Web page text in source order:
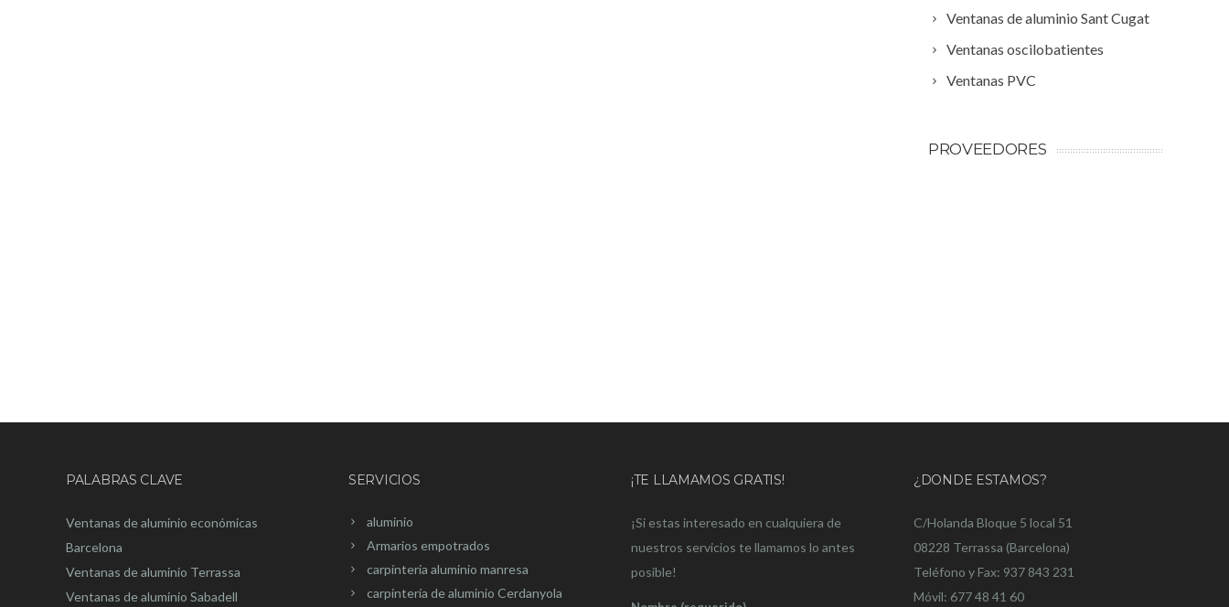
Ventanas de aluminio Sant Cugat
Ventanas oscilobatientes
Ventanas PVC
PROVEEDORES
PALABRAS CLAVE
Ventanas de aluminio económicas
Barcelona
Ventanas de aluminio Terrassa
Ventanas de aluminio Sabadell
SERVICIOS
aluminio
Armarios empotrados
carpínteria aluminio manresa
carpintería de aluminio Cerdanyola
¡TE LLAMAMOS GRATIS!
¡Si estas interesado en cualquiera de
nuestros servicios te llamamos lo antes
posible!
¿DONDE ESTAMOS?
C/Holanda Bloque 5 local 51
08228 Terrassa (Barcelona)
Teléfono y Fax: 937 843 231
Móvil: 677 48 41 60